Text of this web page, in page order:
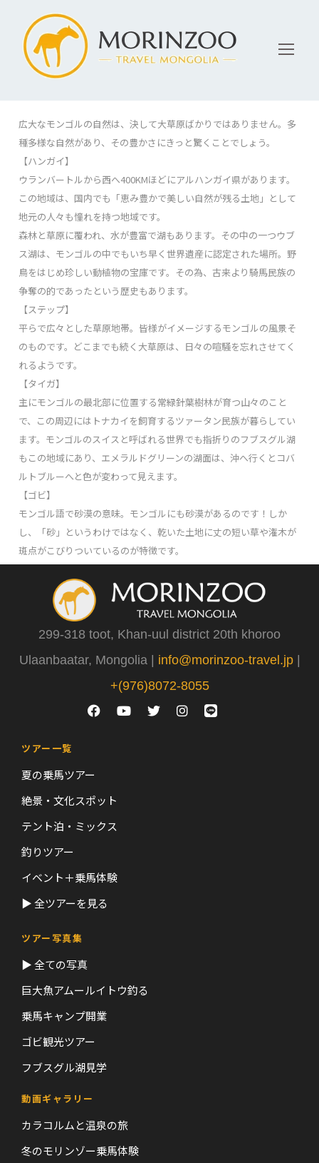
広大なモンゴルの自然は、決して大草原ばかりではありません。多
種多様な自然があり、その豊かさにきっと驚くことでしょう。
【ハンガイ】
ウランバートルから西へ400KMほどにアルハンガイ県があります。
この地域は、国内でも「恵み豊かで美しい自然が残る土地」として
地元の人々も憧れを持つ地域です。
森林と草原に覆われ、水が豊富で湖もあります。その中の一つウブ
ス湖は、モンゴルの中でもいち早く世界遺産に認定された場所。野
鳥をはじめ珍しい動植物の宝庫です。その為、古来より騎馬民族の
争奪の的であったという歴史もあります。
【ステップ】
平らで広々とした草原地帯。皆様がイメージするモンゴルの風景そ
のものです。どこまでも続く大草原は、日々の喧騒を忘れさせてく
れるようです。
【タイガ】
主にモンゴルの最北部に位置する常緑針葉樹林が育つ山々のこと
で、この周辺にはトナカイを飼育するツァータン民族が暮らしてい
ます。モンゴルのスイスと呼ばれる世界でも指折りのフブスグル湖
もこの地域にあり、エメラルドグリーンの湖面は、沖へ行くとコバ
ルトブルーへと色が変わって見えます。
【ゴビ】
モンゴル語で砂漠の意味。モンゴルにも砂漠があるのです！しか
し、「砂」というわけではなく、乾いた土地に丈の短い草や潅木が
斑点がこびりついているのが特徴です。
299-318 toot, Khan-uul district 20th khoroo
Ulaanbaatar, Mongolia | info@morinzoo-travel.jp|
+(976)8072-8055
ツアー一覧
夏の乗馬ツアー
絶景・文化スポット
テント泊・ミックス
釣りツアー
イベント＋乗馬体験
▶ 全ツアーを見る
ツアー写真集
▶ 全ての写真
巨大魚アムールイトウ釣る
乗馬キャンプ開業
ゴビ観光ツアー
フブスグル湖見学
動画ギャラリー
カラコルムと温泉の旅
冬のモリンゾー乗馬体験